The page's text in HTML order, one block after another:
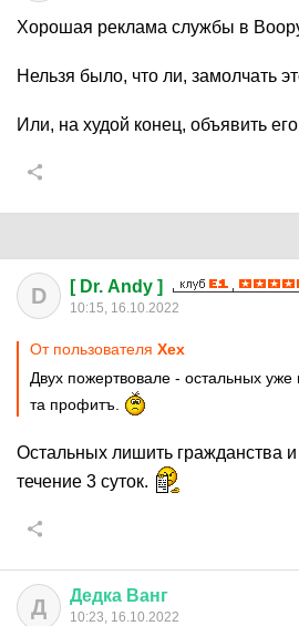
Хорошая реклама службы в
Нельзя было, что ли, замолчать
Или, на худой конец, объявить
D [ Dr. Andy ]
10:15, 16.10.2022
От пользователя Хех
Двух пожертвовале - остальных
та профитъ.
Остальных лишить гражданства
течение 3 суток.
Д Дедка Ванг
10:23, 16.10.2022